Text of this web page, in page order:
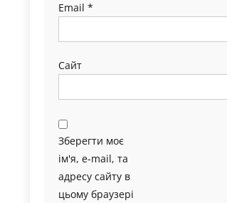
Email *
Сайт
Зберегти моє
ім'я, e-mail, та
адресу сайту в
цьому браузері